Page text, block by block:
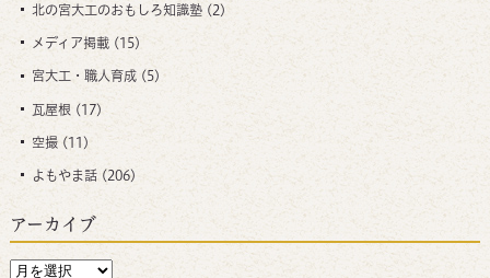
北の宮大工のおもしろ知識塾(2)
メディア掲載(15)
宮大工・職人育成(5)
瓦屋根 (17)
空撮(11)
よもやま話(206)
アーカイブ